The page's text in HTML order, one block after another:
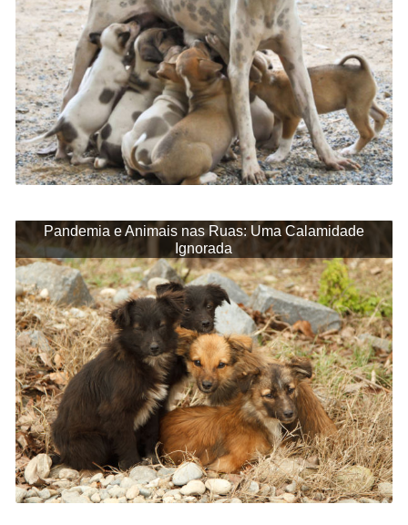
Pandemia e Animais nas Ruas: Uma Calamidade
Ignorada